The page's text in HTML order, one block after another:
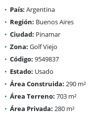
País: Argentina
Región: Buenos Aires
Ciudad: Pinamar
Zona: Golf Viejo
Código: 9549837
Estado: Usado
Área Construida: 290 m²
Área Terreno: 703 m²
Área Privada: 280 m²